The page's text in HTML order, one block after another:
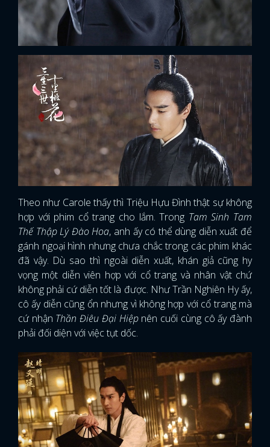
Theo như Carole thấy thì Triệu Hựu Đình thật sự không
hợp với phim cổ trang cho lắm. Trong Tam Sinh Tam
Thế Thập Lý Đào Hoa, anh ấy có thể dùng diễn xuất để
gánh ngoại hình nhưng chưa chắc trong các phim khác
đã vậy. Dù sao thì ngoài diễn xuất, khán giả cũng hy
vọng một diễn viên hợp với cổ trang và nhân vật chứ
không phải cứ diễn tốt là được. Như Trần Nghiên Hy ấy,
cô ấy diễn cũng ổn nhưng vì không hợp với cổ trang mà
cứ nhận Thần Điêu Đại Hiệpnên cuối cùng cô ấy đành
phải đối diện với việc tụt dốc.